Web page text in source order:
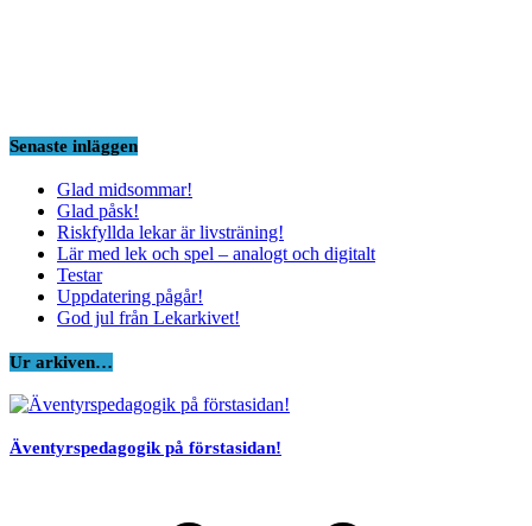
Senaste inläggen
Glad midsommar!
Glad påsk!
Riskfyllda lekar är livsträning!
Lär med lek och spel – analogt och digitalt
Testar
Uppdatering pågår!
God jul från Lekarkivet!
Ur arkiven…
Äventyrspedagogik på förstasidan!